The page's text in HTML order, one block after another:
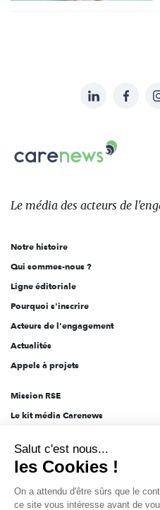
sur:
LinkedIn
Carenews,
Le
des
l'engagement
Le média des acteurs de
Notre histoire
Qui sommes-nous ?
Ligne éditoriale
Pourquoi s'inscrire
Acteurs de l'engagement
Actualités
Appels à projets
Mission RSE
Le kit média Carenews
AEF info
Novethic
PRODURABLE
Salut c'est nous...
les Cookies !
On a attendu d'être sûrs que le
ce site vous intéresse avant de